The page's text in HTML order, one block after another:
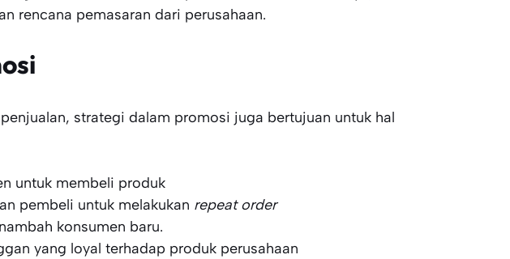
rencana pemasaran dari perusahaan.
strategi dalam promosi juga bertujuan untuk hal
untuk membeli produk
pembeli untuk melakukan repeat order
konsumen baru.
yang loyal terhadap produk perusahaan